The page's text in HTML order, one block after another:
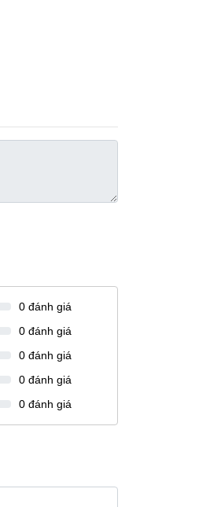
0đánh giá
0đánh giá
0đánh giá
0đánh giá
0đánh giá